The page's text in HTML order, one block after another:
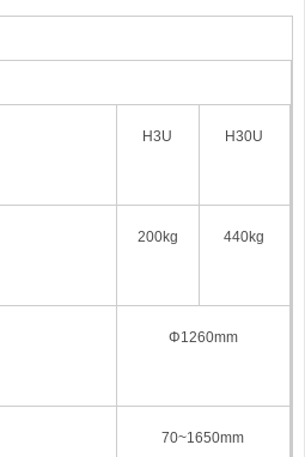
H3U H30U
200kg 440kg
Φ1260mm
70~1650mm